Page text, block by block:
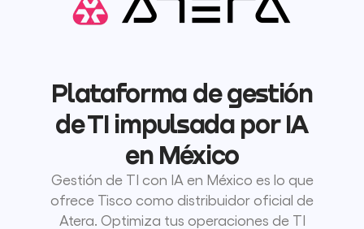
Plataforma de gestión
de TI impulsada por IA
en México
Gestión de TI con IA en México es lo que
ofrece Tisco como distribuidor oficial de
Atera. Optimiza tus operaciones de TI